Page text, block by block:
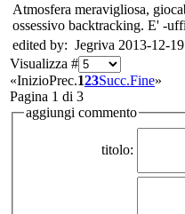
Atmosfera meravigliosa,
ossessivo backtracking. E' -
edited by: Jegriva 2013-12-
Visualizza #
«InizioPrec.123Succ.Fine»
Pagina 1 di 3
aggiungi commento
titolo: